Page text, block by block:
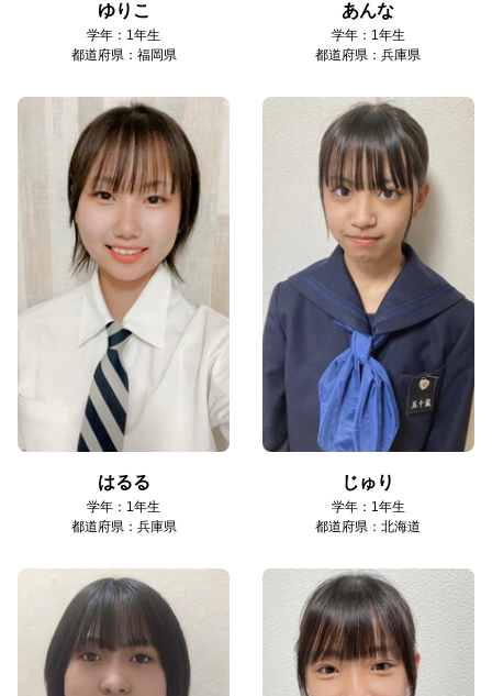
ゆりこ
学年：1年生
都道府県：福岡県
あんな
学年：1年生
都道府県：兵庫県
はるる
学年：1年生
都道府県：兵庫県
じゅり
学年：1年生
都道府県：北海道